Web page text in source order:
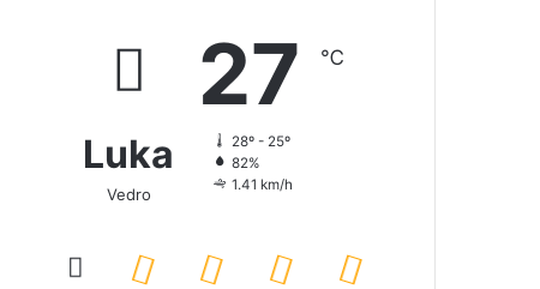
Luka
Vedro
27 ℃
28º - 25º
82%
1.41 km/h